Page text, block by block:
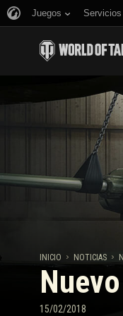
Juegos Servicios
INICIO NOTICIAS
15/02/2018